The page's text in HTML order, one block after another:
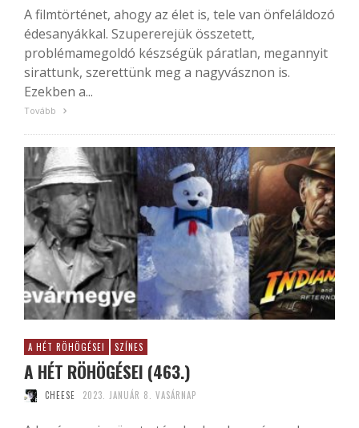
A filmtörténet, ahogy az élet is, tele van önfeláldozó
édesanyákkal. Szupererejük összetett,
problémamegoldó készségük páratlan, megannyit
sirattunk, szerettünk meg a nagyvásznon is.
Ezekben a...
Tovább
A HÉT RÖHÖGÉSEI SZÍNES
A HÉT RÖHÖGÉSEI (463.)
CHEESE 2023. JANUÁR 8. VASÁRNAP